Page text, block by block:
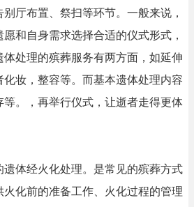
厅布置、祭扫等环节。一般来说，
和自身需求选择合适的仪式形式，
处理的殡葬服务有两方面，如延伸
化妆，整容等。而基本遗体处理内容
。，再举行仪式，让逝者走得更体
遗体经火化处理。是常见的殡葬方式
化前的准备工作、火化过程的管理